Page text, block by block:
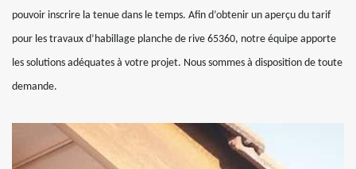
pouvoir inscrire la tenue dans le temps. Afin d’obtenir un aperçu du tarif
pour les travaux d’habillage planche de rive 65360, notre équipe apporte
les solutions adéquates à votre projet. Nous sommes à disposition de toute
demande.